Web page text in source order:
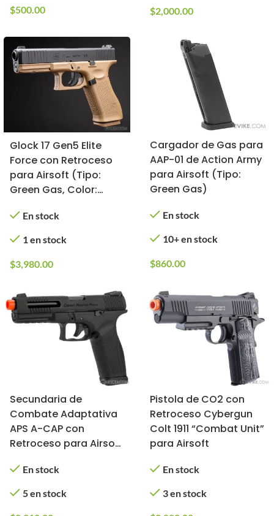
$500.00 $2,000.00
Glock 17 Gen5 Elite
Force con Retroceso
para Airsoft (Tipo:
Green Gas, Color:
En stock
1 en stock
$3,980.00
Cargador de Gas para
AAP-01 de Action Army
para Airsoft (Tipo:
Green Gas)
En stock
10+ en stock
$860.00
Secundaria de
Combate Adaptativa
APS A-CAP con
Retroceso para Airsoft
En stock
5 en stock
Pistola de CO2 con
Retroceso Cybergun
Colt 1911 “Combat Unit”
para Airsoft
En stock
3 en stock